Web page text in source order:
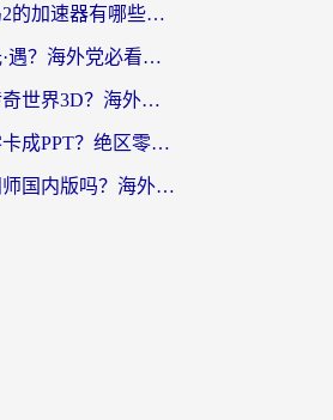
国外打冒险岛2的加速器有哪些？海外玩家国服畅玩全攻略（附实测推荐）
巴西怎么玩光·遇？海外党必看的国服游戏加速器选择指南（附3款热门游戏实测）
泰国怎么玩传奇世界3D？海外党国服游戏加速终极指南（附非洲欧洲热门游戏解决方案）
海外玩绝区零卡成PPT？绝区零加速器免费的推荐+实用技巧，附墨西哥玩谁是卧底美国玩和平精英攻略
国外能玩阴阳师国内版吗？海外党亲测有效的国服游戏加速指南